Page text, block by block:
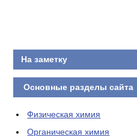
На заметку
Основные разделы сайта
Физическая химия
Органическая химия